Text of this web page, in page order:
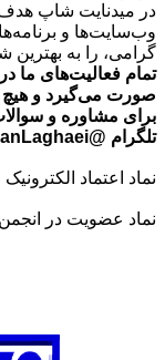
در میدنایت شاپ هدف
وب‌سایت‌ها و
گرامی، را به
تمام فعالیت‌های ما
صورت می‌گیرد و هیچ
برای مشاوره و
تلگرام @ArmanLaghaei در ارتباط باشید.
نماد اعتماد الکترونیک
نماد عضویت در